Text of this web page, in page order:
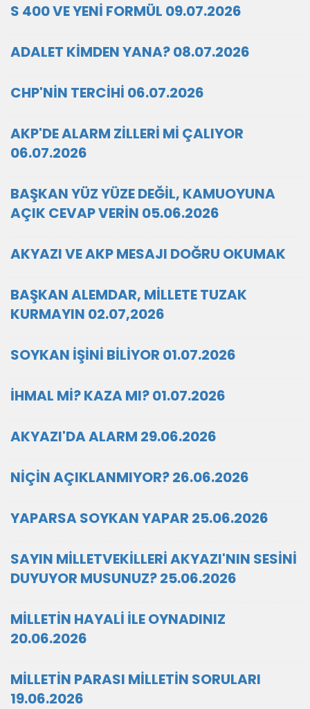
S 400 VE YENİ FORMÜL 09.07.2026
ADALET KİMDEN YANA? 08.07.2026
CHP'NİN TERCİHİ 06.07.2026
AKP'DE ALARM ZİLLERİ Mİ ÇALIYOR
06.07.2026
BAŞKAN YÜZ YÜZE DEĞİL, KAMUOYUNA
AÇIK CEVAP VERİN 05.06.2026
AKYAZI VE AKP MESAJI DOĞRU OKUMAK
BAŞKAN ALEMDAR, MİLLETE TUZAK
KURMAYIN 02.07,2026
SOYKAN İŞİNİ BİLİYOR 01.07.2026
İHMAL Mİ? KAZA MI? 01.07.2026
AKYAZI'DA ALARM 29.06.2026
NİÇİN AÇIKLANMIYOR? 26.06.2026
YAPARSA SOYKAN YAPAR 25.06.2026
SAYIN MİLLETVEKİLLERİ AKYAZI'NIN SESİNİ
DUYUYOR MUSUNUZ? 25.06.2026
MİLLETİN HAYALİ İLE OYNADINIZ
20.06.2026
MİLLETİN PARASI MİLLETİN SORULARI
19.06.2026